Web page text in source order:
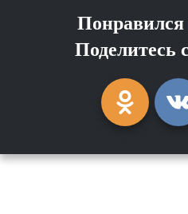
Понравился
Поделитесь